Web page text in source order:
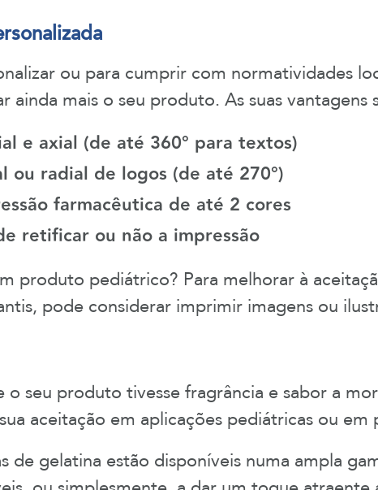
ou para cumprir com normatividades
ainda mais o seu produto. As suas vantagens
e axial (de até 360° para textos)
ou radial de logos (de até 270°)
farmacêutica de até 2 cores
retificar ou não a impressão
produto pediátrico? Para melhorar à
pode considerar imprimir imagens ou
o seu produto tivesse fragrância e sabor a
aceitação em aplicações pediátricas ou
de gelatina estão disponíveis numa ampla